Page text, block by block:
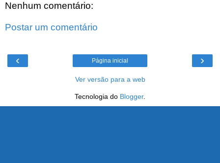
Nenhum comentário:
Postar um comentário
‹ ›
Página inicial
Ver versão para a web
Tecnologia do Blogger.